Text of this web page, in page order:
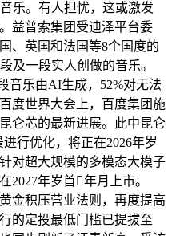
乐。有人担忧，这或激发
益普索集团受迪泽平台委
、英国和法国等8个国度的
及一段实人创做的音乐。
音乐由AI生成，52%对无法
度世界大会上，百度集团施
仑芯的最新进展。此中昆仑
行优化，将正在2026年岁
对超大规模的多模态大模子
2027年岁首年月上市。
金积压营业法则，再度提高
的定投最低门槛已提拔至